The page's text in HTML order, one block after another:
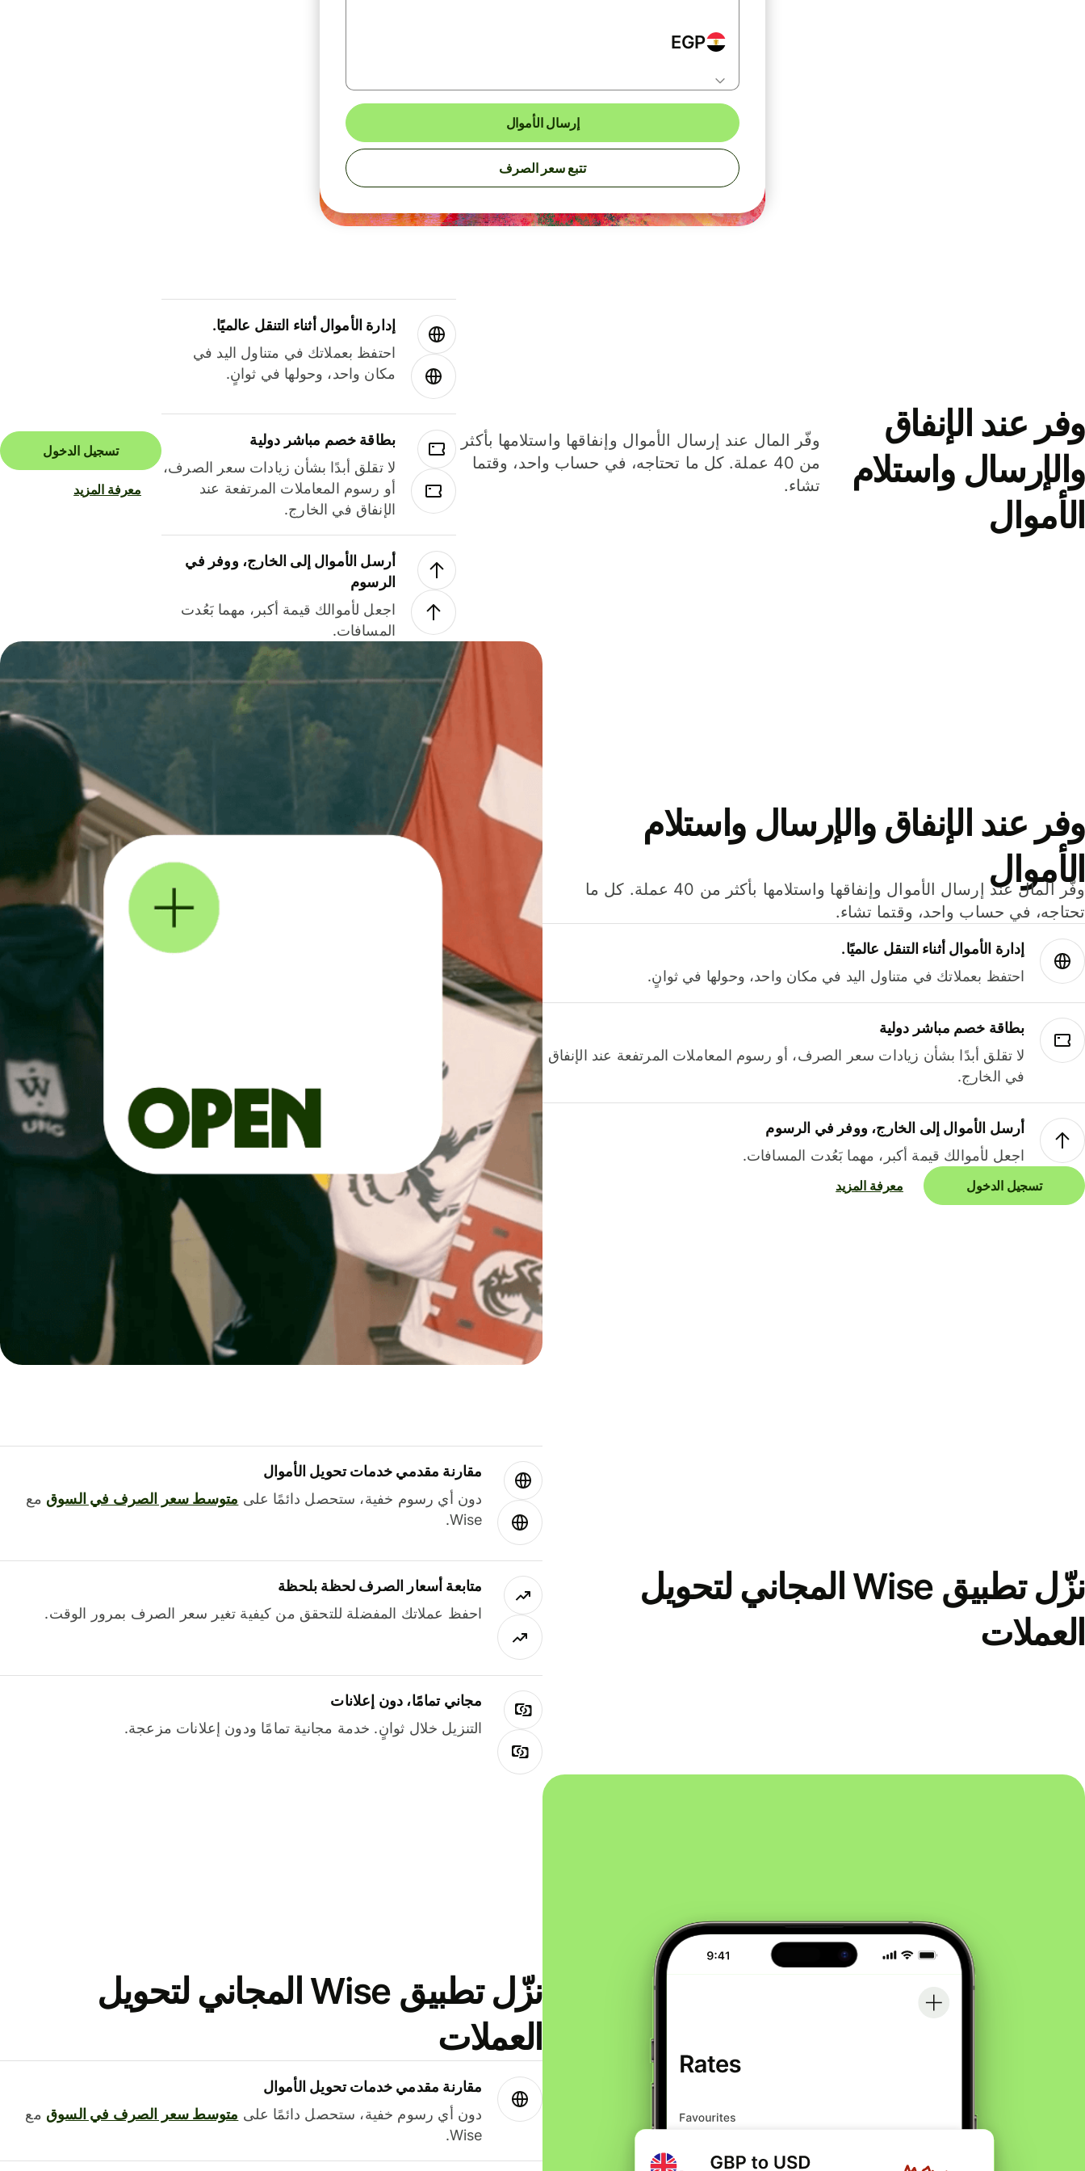
EGP
إرسال الأموال
تتبع سعر الصرف
وفر عند الإنفاق
والإرسال واستلام
الأموال
وفّر المال عند إرسال الأموال وإنفاقها واستلامها بأكثر
من 40 عملة. كل ما تحتاجه، في حساب واحد، وقتما
تشاء.
إدارة الأموال أثناء التنقل عالميًا.
احتفظ بعملاتك في متناول اليد في
مكان واحد، وحولها في ثوانٍ.
بطاقة خصم مباشر دولية
لا تقلق أبدًا بشأن زيادات سعر الصرف،
أو رسوم المعاملات المرتفعة عند
الإنفاق في الخارج.
أرسل الأموال إلى الخارج، ووفر في
الرسوم
اجعل لأموالك قيمة أكبر، مهما بَعُدت
المسافات.
تسجيل الدخول
معرفة المزيد
وفر عند الإنفاق والإرسال واستلام
الأموال
وفّر المال عند إرسال الأموال وإنفاقها واستلامها بأكثر من 40 عملة. كل ما
تحتاجه، في حساب واحد، وقتما تشاء.
إدارة الأموال أثناء التنقل عالميًا.
احتفظ بعملاتك في متناول اليد في مكان واحد، وحولها في ثوانٍ.
بطاقة خصم مباشر دولية
لا تقلق أبدًا بشأن زيادات سعر الصرف، أو رسوم المعاملات المرتفعة عند الإنفاق
في الخارج.
أرسل الأموال إلى الخارج، ووفر في الرسوم
اجعل لأموالك قيمة أكبر، مهما بَعُدت المسافات.
تسجيل الدخول معرفة المزيد
نزّل تطبيق Wise المجاني لتحويل
العملات
مقارنة مقدمي خدمات تحويل الأموال
دون أي رسوم خفية، ستحصل دائمًا على متوسط ​​سعر الصرف في السوق مع
Wise.
متابعة أسعار الصرف لحظة بلحظة
احفظ عملاتك المفضلة للتحقق من كيفية تغير سعر الصرف بمرور الوقت.
مجاني تمامًا، دون إعلانات
التنزيل خلال ثوانٍ. خدمة مجانية تمامًا ودون إعلانات مزعجة.
نزّل تطبيق Wise المجاني لتحويل
العملات
مقارنة مقدمي خدمات تحويل الأموال
دون أي رسوم خفية، ستحصل دائمًا على متوسط ​​سعر الصرف في السوق مع
Wise.